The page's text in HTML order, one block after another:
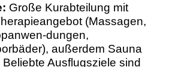
Große Kurabteilung mit
(Massagen,
dungen,
außerdem Sauna
Ausflugsziele sind